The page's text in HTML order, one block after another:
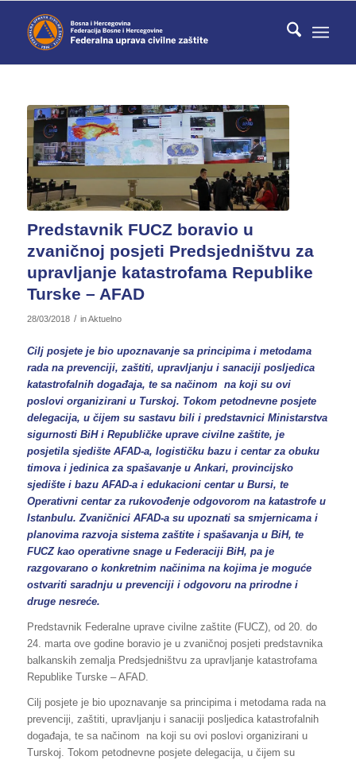
Predstavnik FUCZ boravio u
zvaničnoj posjeti Predsjedništvu za
upravljanje katastrofama Republike
Turske – AFAD
28/03/2018 / inAktuelno
Cilj posjete je bio upoznavanje sa principima i metodama
rada na prevenciji, zaštiti, upravljanju i sanaciji posljedica
katastrofalnih događaja, te sa načinom na koji su ovi
poslovi organizirani u Turskoj. Tokom petodnevne posjete
delegacija, u čijem su sastavu bili i predstavnici Ministarstva
sigurnosti BiH i Republičke uprave civilne zaštite, je
posjetila sjedište AFAD-a, logističku bazu i centar za obuku
timova i jedinica za spašavanje u Ankari, provincijsko
sjedište i bazu AFAD-a i edukacioni centar u Bursi, te
Operativni centar za rukovođenje odgovorom na katastrofe u
Istanbulu. Zvaničnici AFAD-a su upoznati sa smjernicama i
planovima razvoja sistema zaštite i spašavanja u BiH, te
FUCZ kao operativne snage u Federaciji BiH, pa je
razgovarano o konkretnim načinima na kojima je moguće
ostvariti saradnju u prevenciji i odgovoru na prirodne i
druge nesreće.
Predstavnik Federalne uprave civilne zaštite (FUCZ), od 20. do
24. marta ove godine boravio je u zvaničnoj posjeti predstavnika
balkanskih zemalja Predsjedništvu za upravljanje katastrofama
Republike Turske – AFAD.
Cilj posjete je bio upoznavanje sa principima i metodama rada na
prevenciji, zaštiti, upravljanju i sanaciji posljedica katastrofalnih
događaja, te sa načinom na koji su ovi poslovi organizirani u
Turskoj. Tokom petodnevne posjete delegacija, u čijem su